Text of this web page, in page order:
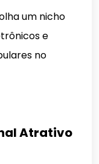
um nicho
e
no
Atrativo